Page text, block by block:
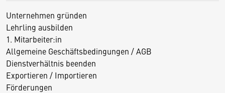
Unternehmen gründen
Lehrling ausbilden
1. Mitarbeiter:in
Allgemeine Geschäftsbedingungen / AGB
Dienstverhältnis beenden
Exportieren / Importieren
Förderungen